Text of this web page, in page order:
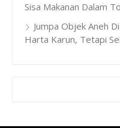
Sisa Makanan Dalam
Jumpa Objek Aneh
Harta Karun, Tetapi